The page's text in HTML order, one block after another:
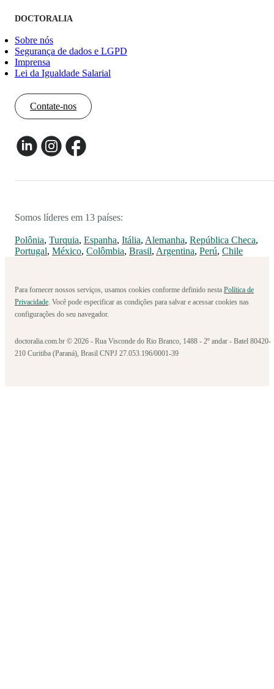
DOCTORALIA
Sobre nós
Segurança de dados e LGPD
Imprensa
Lei da Igualdade Salarial
Contate-nos
Somos líderes em 13 países:
Polônia, Turquia, Espanha, Itália, Alemanha, República Checa,
Portugal, México, Colômbia, Brasil, Argentina, Perú, Chile
Para fornecer nossos serviços, usamos cookies conforme definido nesta Política de
Privacidade. Você pode especificar as condições para salvar e acessar cookies nas
configurações do seu navegador.
doctoralia.com.br © 2026 - Rua Visconde do Rio Branco, 1488 - 2º andar - Batel 80420-
210 Curitiba (Paraná), Brasil CNPJ 27.053.196/0001-39